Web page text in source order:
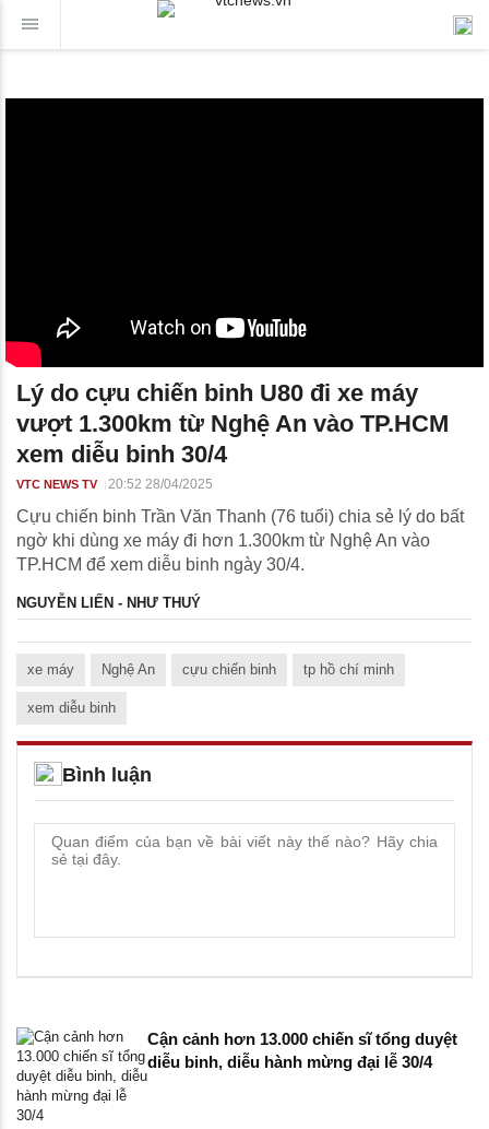
Lý do cựu chiến binh U80 đi xe máy
vượt 1.300km từ Nghệ An vào TP.HCM
xem diễu binh 30/4
VTC NEWS TV 20:52 28/04/2025
Cựu chiến binh Trần Văn Thanh (76 tuổi) chia sẻ lý do bất
ngờ khi dùng xe máy đi hơn 1.300km từ Nghệ An vào
TP.HCM để xem diễu binh ngày 30/4.
NGUYỄN LIẾN - NHƯ THUÝ
xe máy Nghệ An cựu chiến binh tp hồ chí minh
xem diễu binh
Bình luận
Cận cảnh hơn 13.000 chiến sĩ tổng duyệt
diễu binh, diễu hành mừng đại lễ 30/4